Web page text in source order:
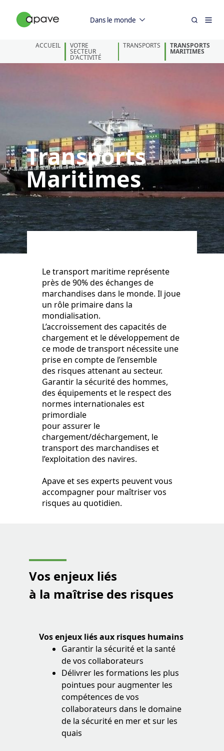
Dans le monde
ACCUEIL VOTRE
SECTEUR
D'ACTIVITÉ
TRANSPORTS TRANSPORTS
MARITIMES
Transports
Maritimes
Le transport maritime représente
près de 90% des échanges de
marchandises dans le monde. Il joue
un rôle primaire dans la
mondialisation.
L’accroissement des capacités de
chargement et le développement de
ce mode de transport nécessite une
prise en compte de l’ensemble
des risques attenant au secteur.
Garantir la sécurité des hommes,
des équipements et le respect des
normes internationales est
primordiale
pour assurer le
chargement/déchargement, le
transport des marchandises et
l’exploitation des navires.
Apave et ses experts peuvent vous
accompagner pour maîtriser vos
risques au quotidien.
Vos enjeux liés
à la maîtrise des risques
Vos enjeux liés aux risques humains
Garantir la sécurité et la santé
de vos collaborateurs
Délivrer les formations les plus
pointues pour augmenter les
compétences de vos
collaborateurs dans le domaine
de la sécurité en mer et sur les
quais